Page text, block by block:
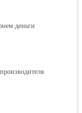
деньги